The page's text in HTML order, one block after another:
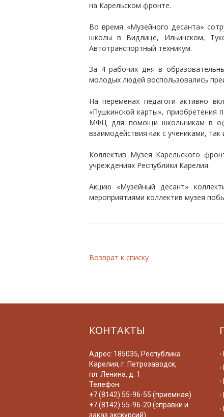
на Карельском фронте.
Во время «Музейного десанта»
школы в Видлице, Ильинском,
Автотранспортный техникум.
За 4 рабочих дня в
молодых людей воспользовались
На переменах педагоги активно
«Пушкинской карты»,
МФЦ для помощи школьникам в
взаимодействия как с учениками,
Коллектив Музея Карельского
учреждениях Республики Карелия.
Акцию «Музейный десант»
мероприятиями коллектив музея
Возврат к списку
КОНТАКТЫ
Адрес: 185035, Республика
Карелия, г. Петрозаводск,
пл. Ленина, д. 1
Телефон:
+7 (8142) 55-96-55 (приемная)
+7 (8142) 55-96-20 (справки и
заказ экскурсий)